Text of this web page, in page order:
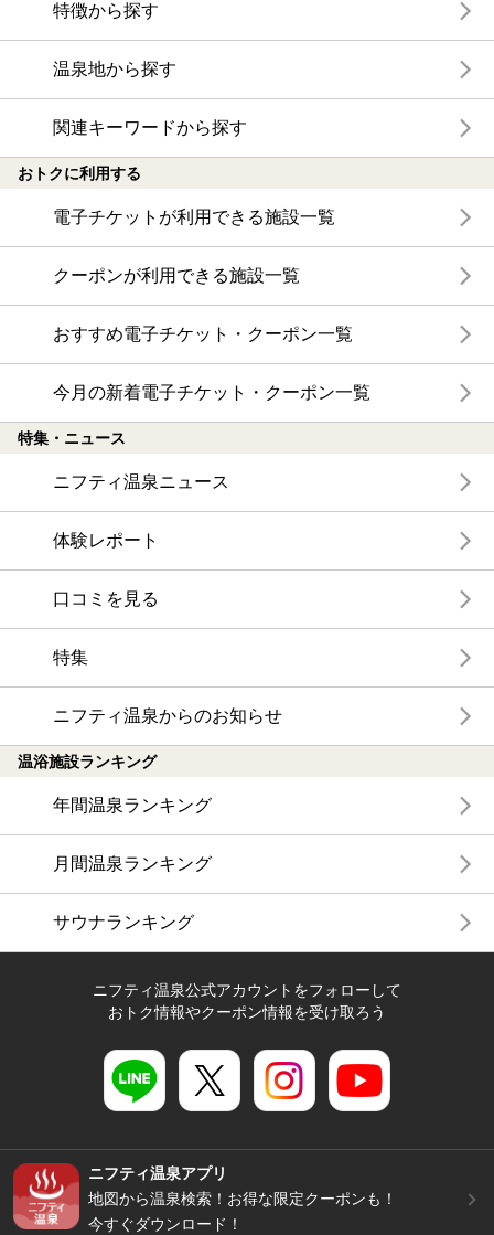
特徴から探す
温泉地から探す
関連キーワードから探す
おトクに利用する
電子チケットが利用できる施設一覧
クーポンが利用できる施設一覧
おすすめ電子チケット・クーポン一覧
今月の新着電子チケット・クーポン一覧
特集・ニュース
ニフティ温泉ニュース
体験レポート
口コミを見る
特集
ニフティ温泉からのお知らせ
温浴施設ランキング
年間温泉ランキング
月間温泉ランキング
サウナランキング
ニフティ温泉公式アカウントをフォローして
おトク情報やクーポン情報を受け取ろう
ニフティ温泉アプリ
地図から温泉検索！お得な限定クーポンも！
今すぐダウンロード！